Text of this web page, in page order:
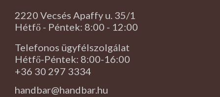
2220 Vecsés Apaffy u. 35/1
Hétfő - Péntek: 8:00 - 12:00
Telefonos ügyfélszolgálat
Hétfő-Péntek: 8:00-16:00
+36 30 297 3334
handbar@handbar.hu